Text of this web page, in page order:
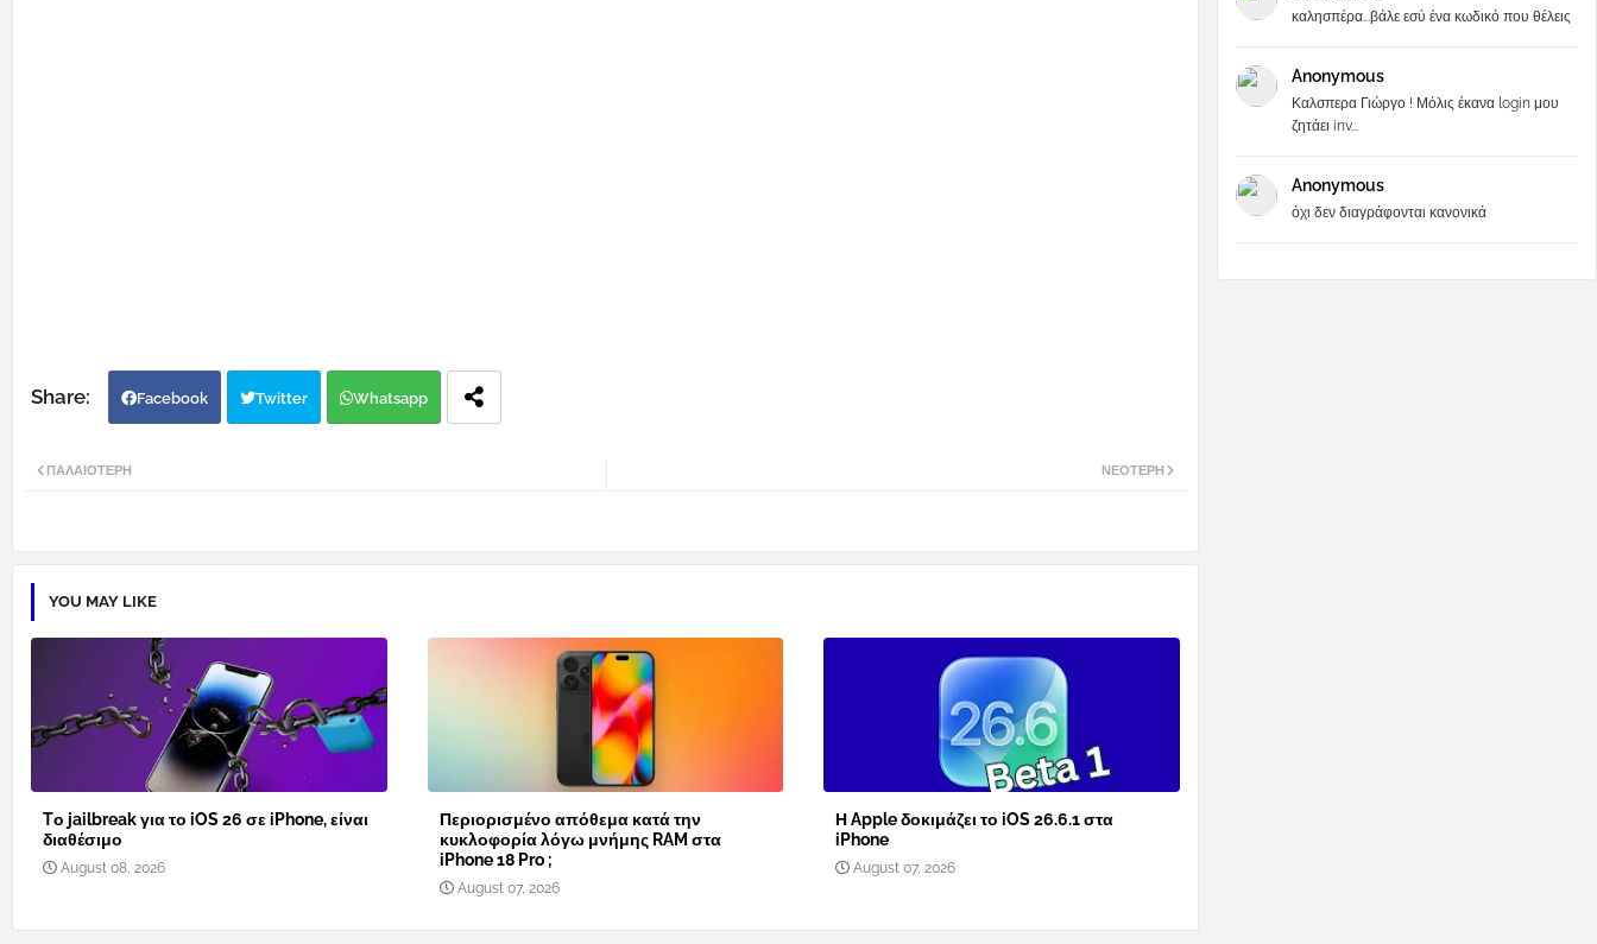
Facebook Twitter Whatsapp
ΝΕΌΤΕΡΗ
ΠΑΛΑΙΌΤΕΡΗ
YOU MAY LIKE
Tο jailbreak για το iOS 26 σε iPhone, είναι
διαθέσιμο
August 08, 2026
Περιορισμένο απόθεμα κατά την
κυκλοφορία λόγω μνήμης RAM στα
iPhone 18 Pro ;
August 07, 2026
Η Apple δοκιμάζει το iOS 26.6.1 στα
iPhone
August 07, 2026
καλησπέρα...βάλε εσύ ένα κωδικό που θέλεις
Anonymous
Καλσπερα Γιώργο ! Μόλις έκανα login μου
ζητάει inv...
Anonymous
όχι δεν διαγράφονται κανονικά